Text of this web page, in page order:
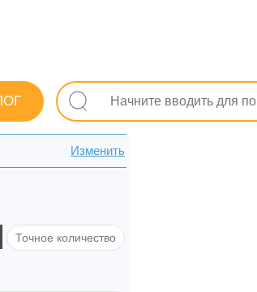
(грипп, ОРЗ) От кашля
№20 (10х2) в Полтаве
Изменить
Точное количество